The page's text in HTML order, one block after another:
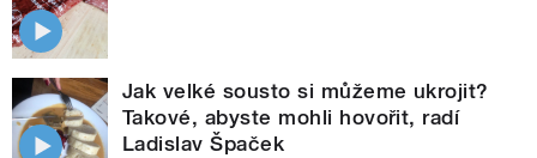
Jak velké sousto si můžeme ukrojit?
Takové, abyste mohli hovořit, radí
Ladislav Špaček